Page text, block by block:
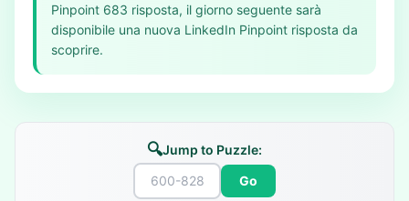
Pinpoint 683 risposta, il giorno seguente sarà
disponibile una nuova LinkedIn Pinpoint risposta da
scoprire.
🔍Jump to Puzzle:
Go